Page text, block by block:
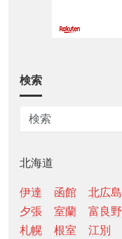
検索
北海道
伊達 函館 北広島
夕張
室蘭 富良野
札幌
根室 江別